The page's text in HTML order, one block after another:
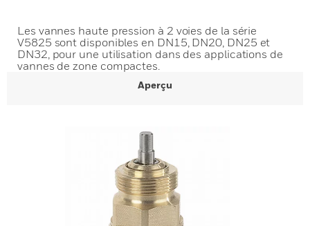
Les vannes haute pression à 2 voies de la série
V5825 sont disponibles en DN15, DN20, DN25 et
DN32, pour une utilisation dans des applications de
vannes de zone compactes.
Aperçu